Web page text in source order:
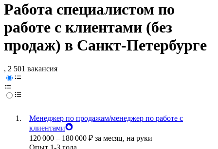
Работа специалистом по
работе с клиентами (без
продаж) в Санкт-Петербурге
, 2 501 вакансия
Менеджер по продажам/менеджер по работе с
клиентами
120 000 – 180 000 ₽ за месяц, на руки